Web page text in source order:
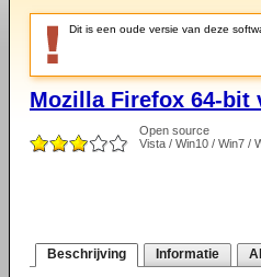
Dit is een oude versie van deze
Mozilla Firefox 64-bit
Open source
Vista / Win10 / Win7 /
Beschrijving Informatie